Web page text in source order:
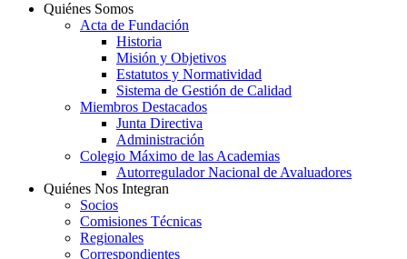
Quiénes Somos
Acta de Fundación
Historia
Misión y Objetivos
Estatutos y Normatividad
Sistema de Gestión de Calidad
Miembros Destacados
Junta Directiva
Administración
Colegio Máximo de las Academias
Autorregulador Nacional de Avaluadores
Quiénes Nos Integran
Socios
Comisiones Técnicas
Regionales
Correspondientes